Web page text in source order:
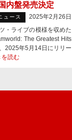
内盤発売決定
ュース
2025年2月26日
・ライブの模様を収めた
The Greatest Hits
2025年5月14日にリリー
を読む